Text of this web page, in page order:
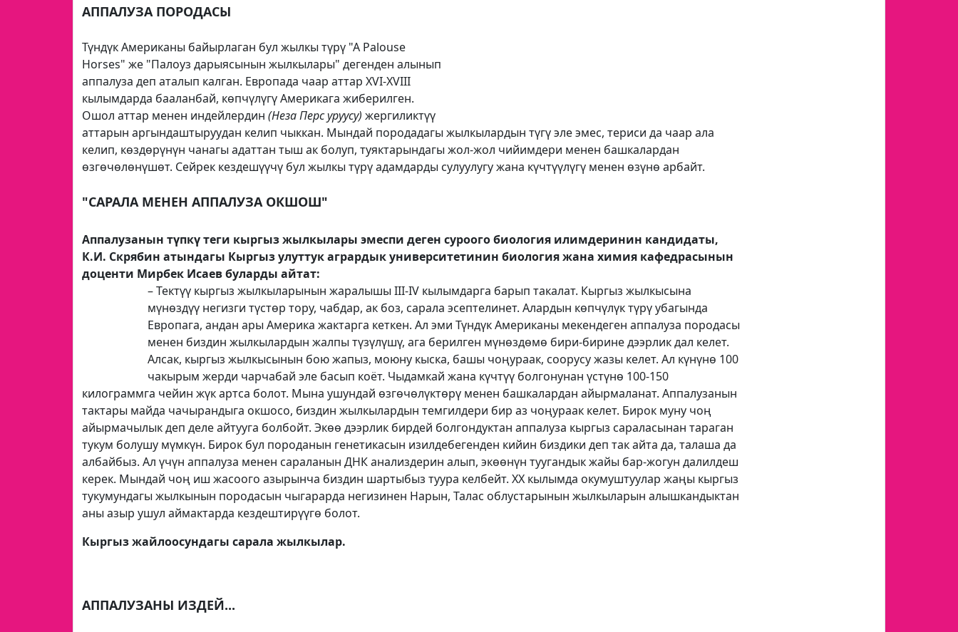
АППАЛУЗА ПОРОДАСЫ
Түндүк Американы байырлаган бул жылкы түрү "А Palouse
Horses" же "Палоуз дарыясынын жылкылары" дегенден алынып
аппалуза деп аталып калган. Европада чаар аттар XVI-XVIII
кылымдарда бааланбай, көпчүлүгү Америкага жиберилген.
Ошол аттар менен индейлердин (Неза Перс уруусу) жергиликтүү
аттарын аргындаштыруудан келип чыккан. Мындай породадагы жылкылардын түгү эле эмес, териси да чаар ала
келип, көздөрүнүн чанагы адаттан тыш ак болуп, туяктарындагы жол-жол чийимдери менен башкалардан
өзгөчөлөнүшөт. Сейрек кездешүүчү бул жылкы түрү адамдарды сулуулугу жана күчтүүлүгү менен өзүнө арбайт.
"САРАЛА МЕНЕН АППАЛУЗА ОКШОШ"
Аппалузанын түпкү теги кыргыз жылкылары эмеспи деген суроого биология илимдеринин кандидаты,
К.И. Скрябин атындагы Кыргыз улуттук агрардык университетинин биология жана химия кафедрасынын
доценти Мирбек Исаев буларды айтат:
– Тектүү кыргыз жылкыларынын жаралышы III-IV кылымдарга барып такалат. Кыргыз жылкысына
мүнөздүү негизги түстөр тору, чабдар, ак боз, сарала эсептелинет. Алардын көпчүлүк түрү убагында
Европага, андан ары Америка жактарга кеткен. Ал эми Түндүк Американы мекендеген аппалуза породасы
менен биздин жылкылардын жалпы түзүлүшү, ага берилген мүнөздөмө бири-бирине дээрлик дал келет.
Алсак, кыргыз жылкысынын бою жапыз, моюну кыска, башы чоңураак, соорусу жазы келет. Ал күнүнө 100
чакырым жерди чарчабай эле басып коёт. Чыдамкай жана күчтүү болгонунан үстүнө 100-150
килограммга чейин жүк артса болот. Мына ушундай өзгөчөлүктөрү менен башкалардан айырмаланат. Аппалузанын
тактары майда чачырандыга окшосо, биздин жылкылардын темгилдери бир аз чоңураак келет. Бирок муну чоң
айырмачылык деп деле айтууга болбойт. Экөө дээрлик бирдей болгондуктан аппалуза кыргыз сараласынан тараган
тукум болушу мүмкүн. Бирок бул породанын генетикасын изилдебегенден кийин биздики деп так айта да, талаша да
албайбыз. Ал үчүн аппалуза менен сараланын ДНК анализдерин алып, экөөнүн туугандык жайы бар-жогун далилдеш
керек. Мындай чоң иш жасоого азырынча биздин шартыбыз туура келбейт. ХХ кылымда окумуштуулар жаңы кыргыз
тукумундагы жылкынын породасын чыгарарда негизинен Нарын, Талас облустарынын жылкыларын алышкандыктан
аны азыр ушул аймактарда кездештирүүгө болот.
Кыргыз жайлоосундагы сарала жылкылар.
АППАЛУЗАНЫ ИЗДЕЙ...